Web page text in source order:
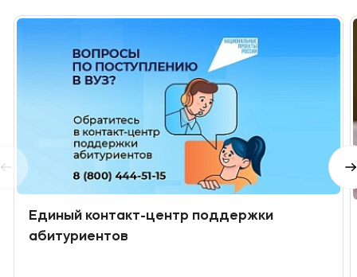
Единый контакт-центр поддержки
абитуриентов